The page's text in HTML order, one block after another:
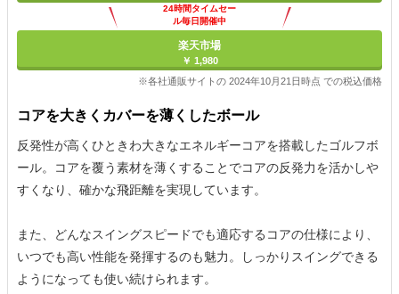
24時間タイムセー
ル毎日開催中
楽天市場
￥ 1,980
※各社通販サイトの 2024年10月21日時点 での税込価格
コアを大きくカバーを薄くしたボール
反発性が高くひときわ大きなエネルギーコアを搭載したゴルフボ
ール。コアを覆う素材を薄くすることでコアの反発力を活かしや
すくなり、確かな飛距離を実現しています。
また、どんなスイングスピードでも適応するコアの仕様により、
いつでも高い性能を発揮するのも魅力。しっかりスイングできる
ようになっても使い続けられます。